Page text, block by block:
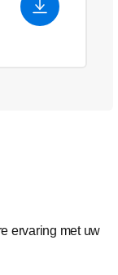
ervaring met uw